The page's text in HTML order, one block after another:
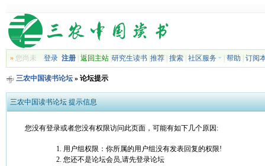
»您尚未 登录 注册| 返回主站| 研究生读书| 推荐| 搜索| 社区服务 帮助 订阅
三农中国读书论坛» 论坛提示
三农中国读书论坛 提示信息
您没有登录或者您没有权限访问此页面，可能有如下几个原因:
用户组权限：你所属的用户组没有发表回复的权限!
您还不是论坛会员,请先登录论坛